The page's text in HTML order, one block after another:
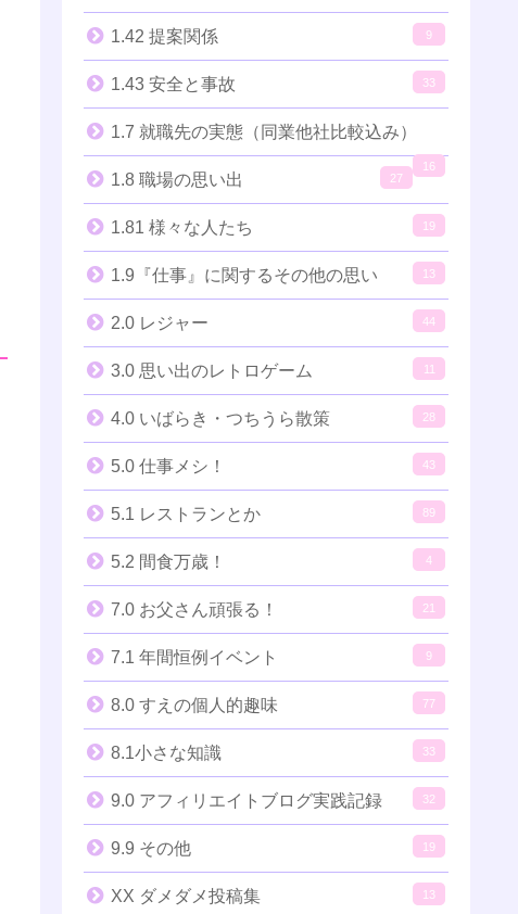
1.42 提案関係 9
1.43 安全と事故 33
1.7 就職先の実態（同業他社比較込み）
16
1.8 職場の思い出 27
1.81 様々な人たち 19
1.9『仕事』に関するその他の思い 13
2.0 レジャー 44
3.0 思い出のレトロゲーム 11
4.0 いばらき・つちうら散策 28
5.0 仕事メシ！ 43
5.1 レストランとか 89
5.2 間食万歳！ 4
7.0 お父さん頑張る！ 21
7.1 年間恒例イベント 9
8.0 すえの個人的趣味 77
8.1小さな知識 33
9.0 アフィリエイトブログ実践記録 32
9.9 その他 19
XX ダメダメ投稿集 13